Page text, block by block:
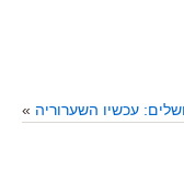
עכשיו השערוריה »